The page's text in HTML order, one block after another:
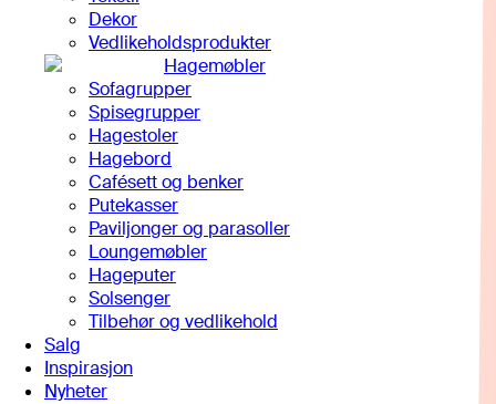
Dekor
Vedlikeholdsprodukter
Hagemøbler
Sofagrupper
Spisegrupper
Hagestoler
Hagebord
Cafésett og benker
Putekasser
Paviljonger og parasoller
Loungemøbler
Hageputer
Solsenger
Tilbehør og vedlikehold
Salg
Inspirasjon
Nyheter